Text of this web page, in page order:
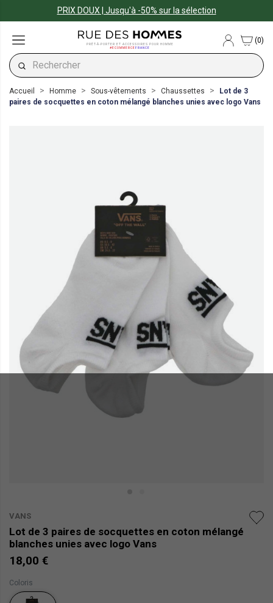
PRIX DOUX | Jusqu'à -50% sur la sélection
PRÊT-À-PORTER ET ACCESSOIRES POUR HOMME
#ECOMMERCEFRANCE
(0)
Accueil Homme Sous-vêtements Chaussettes
Lot de 3
paires de socquettes en coton mélangé blanches unies avec logo Vans
VANS
Lot de 3 paires de socquettes en coton mélangé
blanches unies avec logo Vans
18,00 €
Coloris